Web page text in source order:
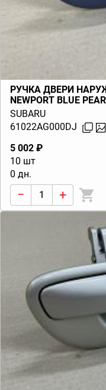
РУЧКА ДВЕРИ
NEWPORT BLUE
2003-2009
SUBARU
61022AG000DJ
5 002 ₽
10 шт
0 дн.
− +